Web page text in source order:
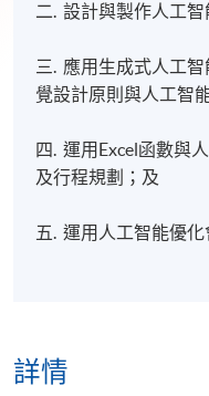
二. 設計與製作人工
三. 應用生成式人工
覺設計原則與人工智
四. 運用Excel函數與
及行程規劃；及
五. 運用人工智能優
詳情